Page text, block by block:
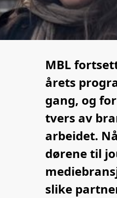
MBL
årets
gang, og
tvers av
arbeidet.
dørene til
slike